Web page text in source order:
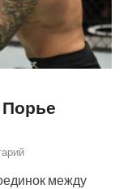
Порье
между